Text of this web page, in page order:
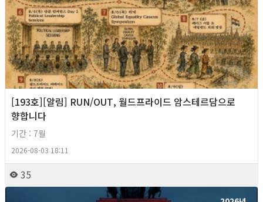
[193호][알림] RUN/OUT, 월드프라이드 암스테르담으로
향합니다
기간 : 7월
2026-08-03 18:11
35